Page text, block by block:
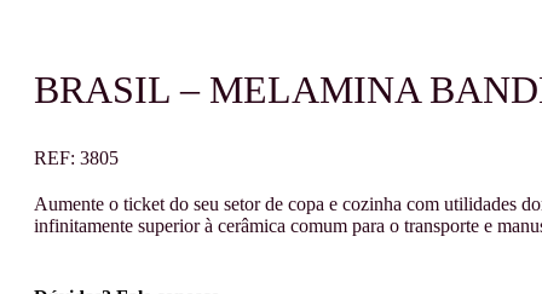
BRASIL – MELAMINA
REF: 3805
Aumente o ticket do seu setor de copa e cozinha com utilidades
infinitamente superior à cerâmica comum para o transporte e